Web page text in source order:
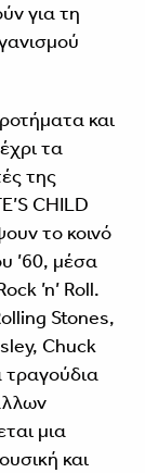
για τη
και
τα
της
CHILD
το κοινό
’60, μέσα
’n’ Roll.
Stones,
Chuck
τραγούδια
μια
και